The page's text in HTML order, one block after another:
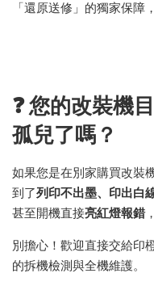
「還原送修」的獨家保障
❓ 您的改裝機
孤兒了嗎？
如果您是在別家購買改裝
到了列印不出墨、印出白
甚至開機直接亮紅燈報錯
別擔心！歡迎直接交給印
的拆機檢測與全機維護。